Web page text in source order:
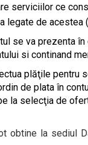
serviciilor ce
legate de acestea
se va prezenta
si continand
plăţile pentru
de plata în
la selecţia de
obtine la sediul